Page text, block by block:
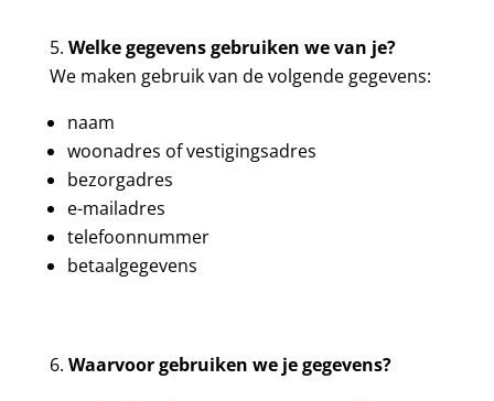
Welke gegevens gebruiken we van je?
We maken gebruik van de volgende gegevens:
naam
woonadres of vestigingsadres
bezorgadres
e-mailadres
telefoonnummer
betaalgegevens
Waarvoor gebruiken we je gegevens?